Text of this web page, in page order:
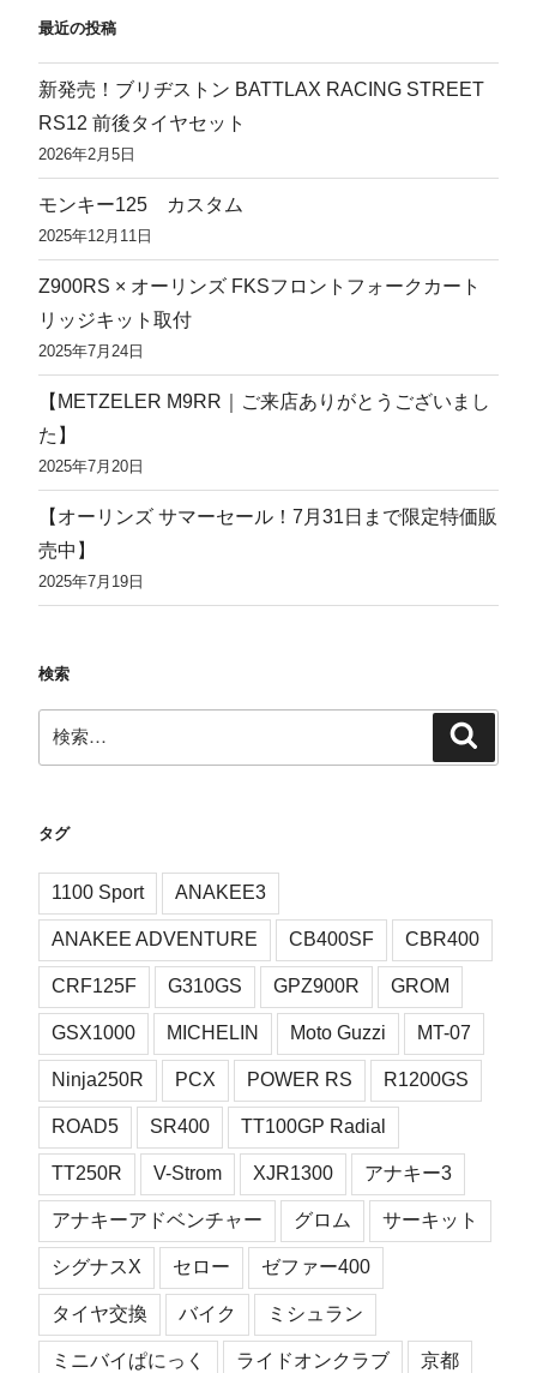
最近の投稿
新発売！ブリヂストン BATTLAX RACING STREET
RS12 前後タイヤセット
2026年2月5日
モンキー125 カスタム
2025年12月11日
Z900RS × オーリンズ FKSフロントフォークカート
リッジキット取付
2025年7月24日
【METZELER M9RR｜ご来店ありがとうございまし
た】
2025年7月20日
【オーリンズ サマーセール！7月31日まで限定特価販
売中】
2025年7月19日
検索
検
タグ
1100 Sport ANAKEE3
ANAKEE ADVENTURE CB400SF CBR400
CRF125F G310GS GPZ900R GROM
GSX1000 MICHELIN Moto Guzzi MT-07
Ninja250R PCX POWER RS R1200GS
ROAD5 SR400 TT100GP Radial
TT250R V-Strom XJR1300 アナキー3
アナキーアドベンチャー グロム サーキット
シグナスX セロー ゼファー400
タイヤ交換 バイク ミシュラン
ミニバイぱにっく ライドオンクラブ 京都